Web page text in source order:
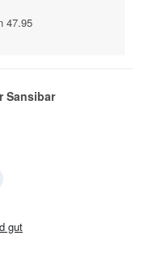
47.95
Sansibar
gut